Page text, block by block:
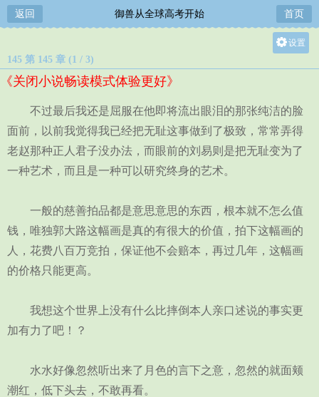
返回 御兽从全球高考开始 首页
设置
中
小
145 第 145 章 (1 / 3)
《关闭小说畅读模式体验更好》
不过最后我还是屈服在他即将流出眼泪的那张纯洁的脸
面前，以前我觉得我已经把无耻这事做到了极致，常常弄得
老赵那种正人君子没办法，而眼前的刘易则是把无耻变为了
一种艺术，而且是一种可以研究终身的艺术。
一般的慈善拍品都是意思意思的东西，根本就不怎么值
钱，唯独郭大路这幅画是真的有很大的价值，拍下这幅画的
人，花费八百万竞拍，保证他不会赔本，再过几年，这幅画
的价格只能更高。
我想这个世界上没有什么比摔倒本人亲口述说的事实更
加有力了吧！？
水水好像忽然听出来了月色的言下之意，忽然的就面颊
潮红，低下头去，不敢再看。